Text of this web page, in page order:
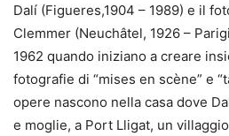
Dalí (Figueres,1904 – 1989) e il
Clemmer (Neuchâtel, 1926 –
1962 quando iniziano a creare
fotografie di “mises en scène” e
opere nascono nella casa dove
e moglie, a Port Lligat, un